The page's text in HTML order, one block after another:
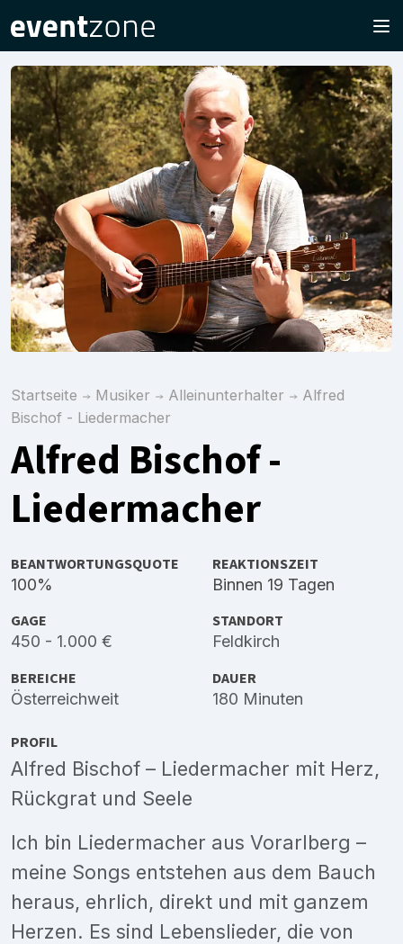
Startseite Musiker Alleinunterhalter
Alfred
Bischof - Liedermacher
Alfred Bischof -
Liedermacher
BEANTWORTUNGSQUOTE
100%
REAKTIONSZEIT
Binnen 19 Tagen
GAGE
450 - 1.000 €
STANDORT
Feldkirch
BEREICHE
Österreichweit
DAUER
180 Minuten
PROFIL
Alfred Bischof – Liedermacher mit Herz,
Rückgrat und Seele
Ich bin Liedermacher aus Vorarlberg –
meine Songs entstehen aus dem Bauch
heraus, ehrlich, direkt und mit ganzem
Herzen. Es sind Lebenslieder, die von